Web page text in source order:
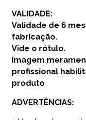
VALIDADE:
Validade de 6
fabricação.
Vide o rótulo.
Imagem
profissional
produto
ADVERTÊNCIAS: